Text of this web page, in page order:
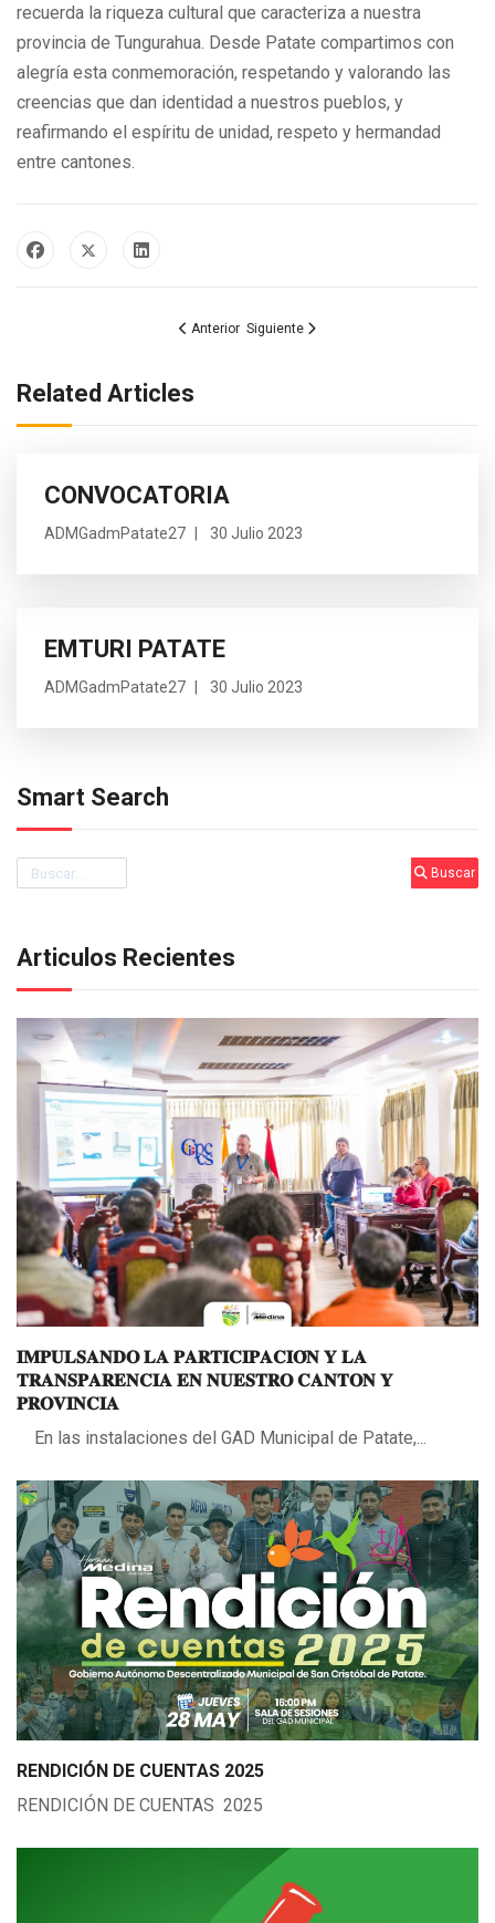
recuerda la riqueza cultural que caracteriza a nuestra
provincia de Tungurahua. Desde Patate compartimos con
alegría esta conmemoración, respetando y valorando las
creencias que dan identidad a nuestros pueblos, y
reafirmando el espíritu de unidad, respeto y hermandad
entre cantones.
Artículo anterior: APORTE SOCIAL Y DEPORTIVO
Anterior Artículo siguiente: GAD Municipal de
Siguiente
Related Articles
CONVOCATORIA
ADMGadmPatate27 30 Julio 2023
EMTURI PATATE
ADMGadmPatate27 30 Julio 2023
Smart Search
Buscar Buscar
Articulos Recientes
𝐈𝐌𝐏𝐔𝐋𝐒𝐀𝐍𝐃𝐎 𝐋𝐀 𝐏𝐀𝐑𝐓𝐈𝐂𝐈𝐏𝐀𝐂𝐈𝐎́𝐍 𝐘 𝐋𝐀
𝐓𝐑𝐀𝐍𝐒𝐏𝐀𝐑𝐄𝐍𝐂𝐈𝐀 𝐄𝐍 𝐍𝐔𝐄𝐒𝐓𝐑𝐎 𝐂𝐀𝐍𝐓𝐎𝐍 𝐘
𝐏𝐑𝐎𝐕𝐈𝐍𝐂𝐈𝐀
En las instalaciones del GAD Municipal de Patate,...
RENDICIÓN DE CUENTAS 2025
RENDICIÓN DE CUENTAS 2025